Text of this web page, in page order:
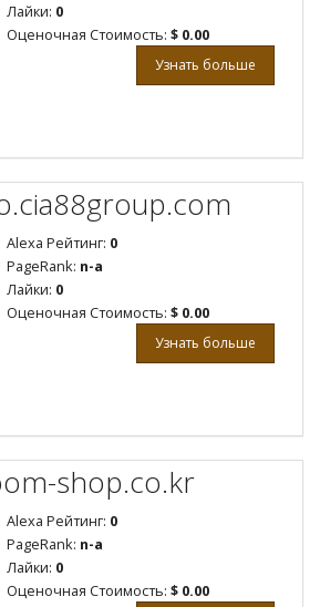
Лайки: 0
Оценочная Стоимость: $ 0.00
Узнать больше
Alexa Рейтинг: 0
PageRank: n-a
Лайки: 0
Оценочная Стоимость: $ 0.00
Узнать больше
shop.co.kr
Alexa Рейтинг: 0
PageRank: n-a
Лайки: 0
Оценочная Стоимость: $ 0.00